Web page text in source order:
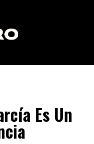
Es Un